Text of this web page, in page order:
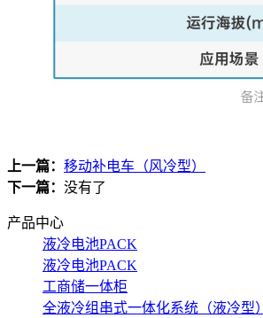
上一篇： 移动补电车（风冷型）
下一篇： 没有了
产品中心
液冷电池PACK
液冷电池PACK
工商储一体柜
全液冷组串式一体化系统（液冷型）